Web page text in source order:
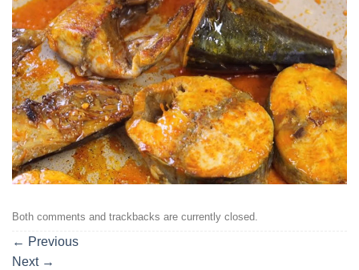
Both comments and trackbacks are currently closed.
← Previous
Next →